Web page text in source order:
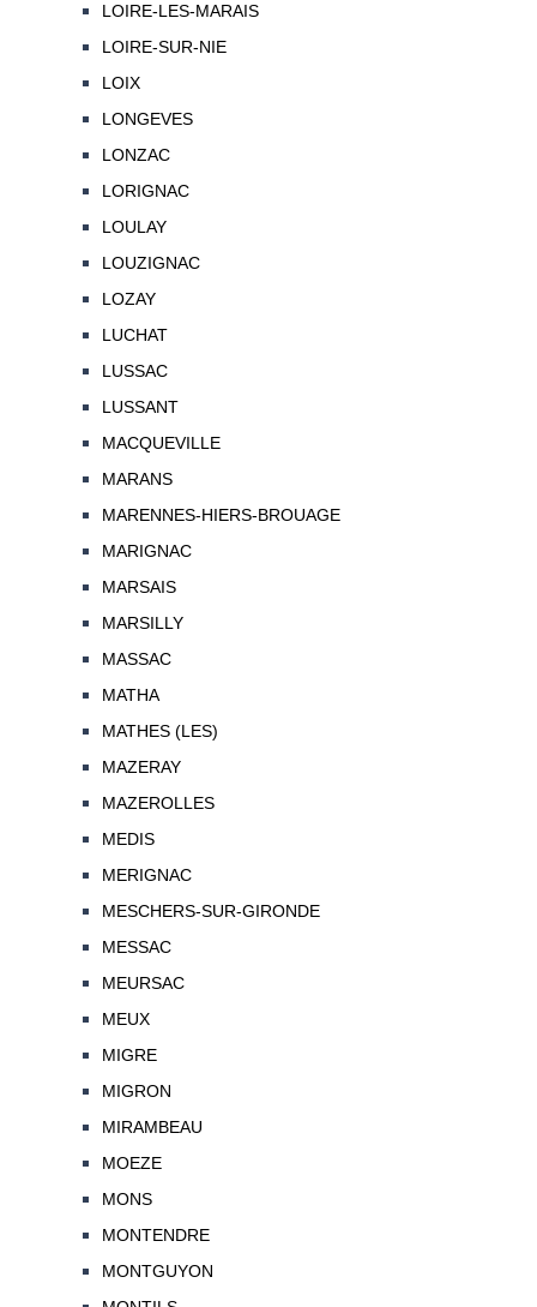
LOIRE-LES-MARAIS
LOIRE-SUR-NIE
LOIX
LONGEVES
LONZAC
LORIGNAC
LOULAY
LOUZIGNAC
LOZAY
LUCHAT
LUSSAC
LUSSANT
MACQUEVILLE
MARANS
MARENNES-HIERS-BROUAGE
MARIGNAC
MARSAIS
MARSILLY
MASSAC
MATHA
MATHES (LES)
MAZERAY
MAZEROLLES
MEDIS
MERIGNAC
MESCHERS-SUR-GIRONDE
MESSAC
MEURSAC
MEUX
MIGRE
MIGRON
MIRAMBEAU
MOEZE
MONS
MONTENDRE
MONTGUYON